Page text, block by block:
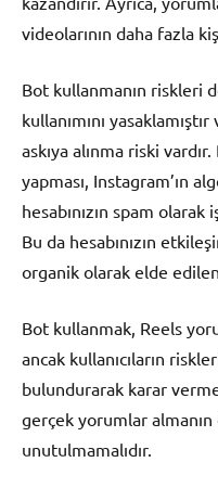
videolarının daha fazla
Bot kullanmanın riskleri
kullanımını
askıya alınma riski
yapması, Instagram’ın
hesabınızın spam
Bu da hesabınızın
organik olarak elde
Bot kullanmak, Reels
ancak kullanıcıların
bulundurarak karar
gerçek yorumlar
unutulmamalıdır.